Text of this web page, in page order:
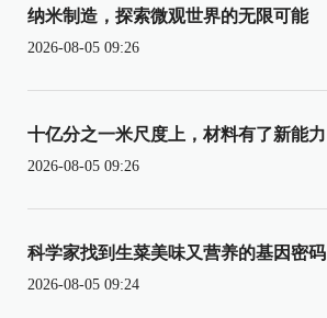
纳米制造，探索微观世界的无限可能
2026-08-05 09:26
十亿分之一米尺度上，材料有了新能力
2026-08-05 09:26
科学家找到生菜美味又营养的基因密码
2026-08-05 09:24